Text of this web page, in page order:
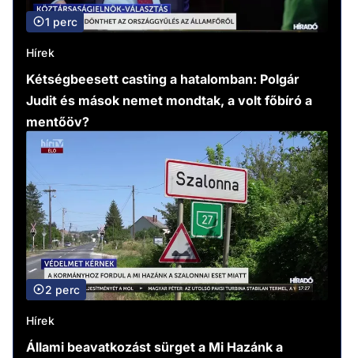
1 perc
Hírek
Kétségbeesett casting a hatalomban: Polgár
Judit és mások nemet mondtak, a volt főbíró a
mentőöv?
2 perc
Hírek
Állami beavatkozást sürget a Mi Hazánk a